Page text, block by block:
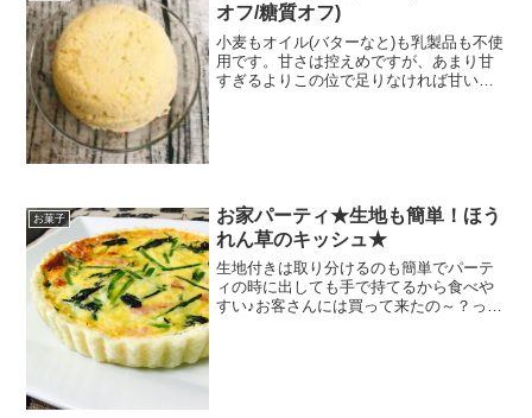
オフ/糖質オフ)
小麦もオイル(バターなと)も乳製品も不使
用です。甘さは控えめですが、あまり甘
すぎるよりこの位で足りなければ甘い飲
お菓子
お家パーティ★生地も簡単！ほう
れん草のキッシュ★
生地付きは取り分けるのも簡単でパーテ
ィの時に出しても手で持てるから食べや
すい♪お客さんには買って来たの～？って